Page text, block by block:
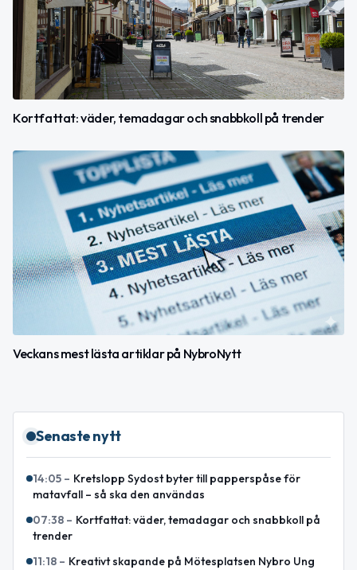
Kortfattat: väder, temadagar och snabbkoll på trender
Veckans mest lästa artiklar på NybroNytt
Senaste nytt
14:05 – Kretslopp Sydost byter till papperspåse för
matavfall – så ska den användas
07:38 – Kortfattat: väder, temadagar och snabbkoll på
trender
11:18 – Kreativt skapande på Mötesplatsen Nybro Ung